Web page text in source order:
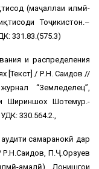
(маҷаллаи илмӣ-
Тоҷикистон.–
331.83.(575.3)
и распределения
[Текст] / Р.Н. Саидов //
“Земледелец”,
Шириншох Шотемур.-
330.564.2.,
самаранокӣ дар
П.Ҷ.Орзуев
амалӣ), Донишгоҳи